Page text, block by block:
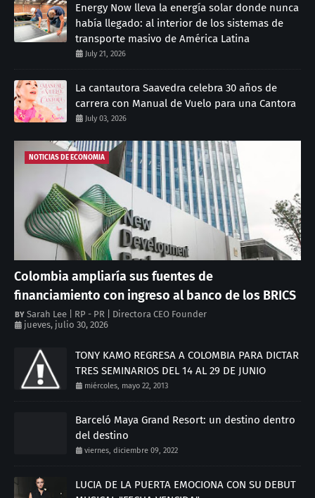
Energy Now lleva la energía solar donde nunca
había llegado: al interior de los sistemas de
transporte masivo de América Latina
July 21, 2026
La cantautora Saavedra celebra 30 años de
carrera con Manual de Vuelo para una Cantora
July 03, 2026
NOTICIAS DE ECONOMIA
Colombia ampliaría sus fuentes de
financiamiento con ingreso al banco de los BRICS
Sarah Lee | RP - PR | Directora CEO Founder
jueves, julio 30, 2026
TONY KAMO REGRESA A COLOMBIA PARA DICTAR
TRES SEMINARIOS DEL 14 AL 29 DE JUNIO
miércoles, mayo 22, 2013
Barceló Maya Grand Resort: un destino dentro
del destino
viernes, diciembre 09, 2022
LUCIA DE LA PUERTA EMOCIONA CON SU DEBUT